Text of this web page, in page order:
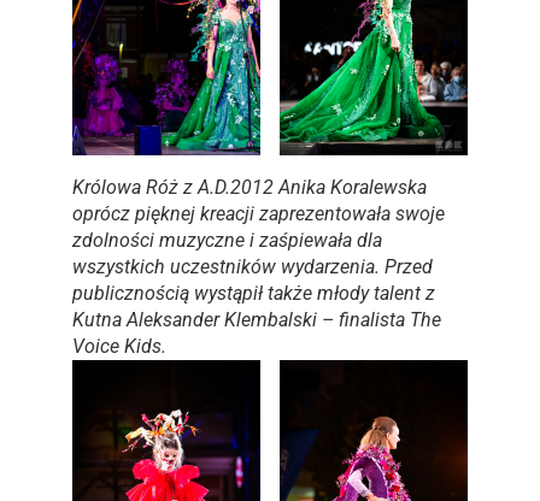
Królowa Róż z A.D.2012 Anika Koralewska
oprócz pięknej kreacji zaprezentowała swoje
zdolności muzyczne i zaśpiewała dla
wszystkich uczestników wydarzenia. Przed
publicznością wystąpił także młody talent z
Kutna Aleksander Klembalski – finalista The
Voice Kids.